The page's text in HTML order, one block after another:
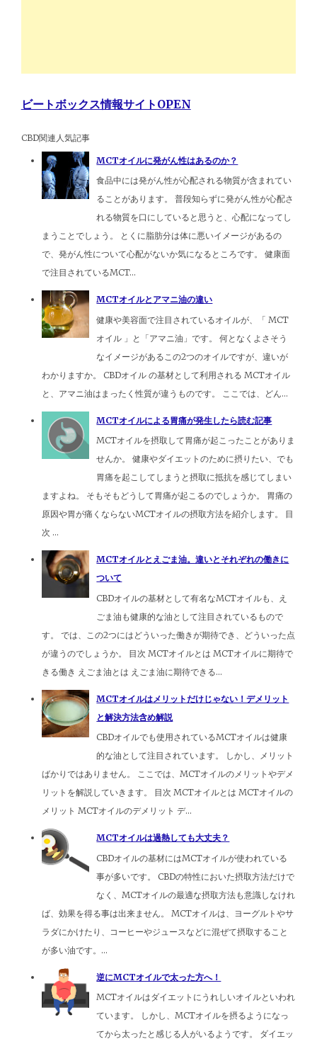
ビートボックス情報サイトOPEN
CBD関連人気記事
MCTオイルに発がん性はあるのか？
食品中には発がん性が心配される物質が含まれてい
ることがあります。 普段知らずに発がん性が心配さ
れる物質を口にしていると思うと、心配になってし
まうことでしょう。 とくに脂肪分は体に悪いイメージがあるの
で、発がん性について心配がないか気になるところです。 健康面
で注目されているMCT...
MCTオイルとアマニ油の違い
健康や美容面で注目されているオイルが、「 MCT
オイル 」と「アマニ油」です。 何となくよさそう
なイメージがあるこの2つのオイルですが、違いが
わかりますか。 CBDオイル の基材として利用される MCTオイル
と、アマニ油はまったく性質が違うものです。 ここでは、どん...
MCTオイルによる胃痛が発生したら読む記事
MCTオイルを摂取して胃痛が起こったことがありま
せんか。 健康やダイエットのために摂りたい、でも
胃痛を起こしてしまうと摂取に抵抗を感じてしまい
ますよね。 そもそもどうして胃痛が起こるのでしょうか。 胃痛の
原因や胃が痛くならないMCTオイルの摂取方法を紹介します。 目
次 ...
MCTオイルとえごま油。違いとそれぞれの働きに
ついて
CBDオイルの基材として有名なMCTオイルも、え
ごま油も健康的な油として注目されているもので
す。 では、この2つにはどういった働きが期待でき、どういった点
が違うのでしょうか。 目次 MCTオイルとは MCTオイルに期待で
きる働き えごま油とは えごま油に期待できる...
MCTオイルはメリットだけじゃない！デメリット
と解決方法含め解説
CBDオイルでも使用されているMCTオイルは健康
的な油として注目されています。 しかし、メリット
ばかりではありません。 ここでは、MCTオイルのメリットやデメ
リットを解説していきます。 目次 MCTオイルとは MCTオイルの
メリット MCTオイルのデメリット デ...
MCTオイルは過熱しても大丈夫？
CBDオイルの基材にはMCTオイルが使われている
事が多いです。 CBDの特性においた摂取方法だけで
なく、MCTオイルの最適な摂取方法も意識しなけれ
ば、効果を得る事は出来ません。 MCTオイルは、ヨーグルトやサ
ラダにかけたり、コーヒーやジュースなどに混ぜて摂取すること
が多い油です。...
逆にMCTオイルで太った方へ！
MCTオイルはダイエットにうれしいオイルといわれ
ています。 しかし、MCTオイルを摂るようになっ
てから太ったと感じる人がいるようです。 ダイエッ